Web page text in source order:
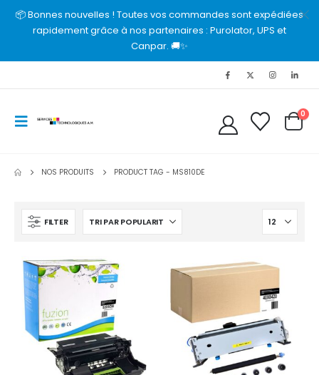
📦 Bonnes nouvelles ! Toutes vos commandes sont expédiées
rapidement grâce à nos partenaires : Purolator, UPS et
Canpar. 🚚✨
0
NOS PRODUITS PRODUCT TAG - MS810DE
FILTER